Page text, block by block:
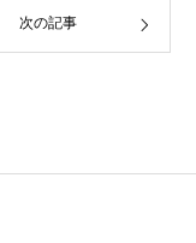
次の記事